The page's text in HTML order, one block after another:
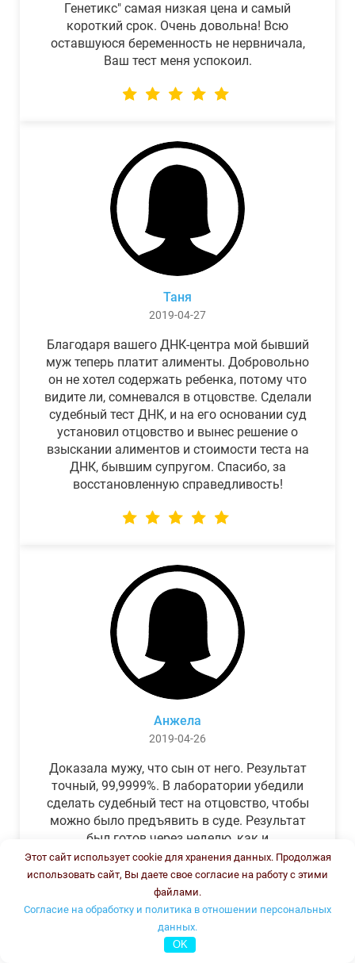
Генетикс" самая низкая цена и самый
короткий срок. Очень довольна! Всю
оставшуюся беременность не нервничала,
Ваш тест меня успокоил.
Таня
2019-04-27
Благодаря вашего ДНК-центра мой бывший
муж теперь платит алименты. Добровольно
он не хотел содержать ребенка, потому что
видите ли, сомневался в отцовстве. Сделали
судебный тест ДНК, и на его основании суд
установил отцовство и вынес решение о
взыскании алиментов и стоимости теста на
ДНК, бывшим супругом. Спасибо, за
восстановленную справедливость!
Анжела
2019-04-26
Доказала мужу, что сын от него. Результат
точный, 99,9999%. В лаборатории убедили
сделать судебный тест на отцовство, чтобы
можно было предъявить в суде. Результат
был готов через неделю, как и
обещали.Теперь муж бегает и извиняется.
Этот сайт использует cookie для хранения данных. Продолжая
использовать сайт, Вы даете свое согласие на работу с этими
файлами.
Согласие на обработку и политика в отношении персональных
данных.
OK